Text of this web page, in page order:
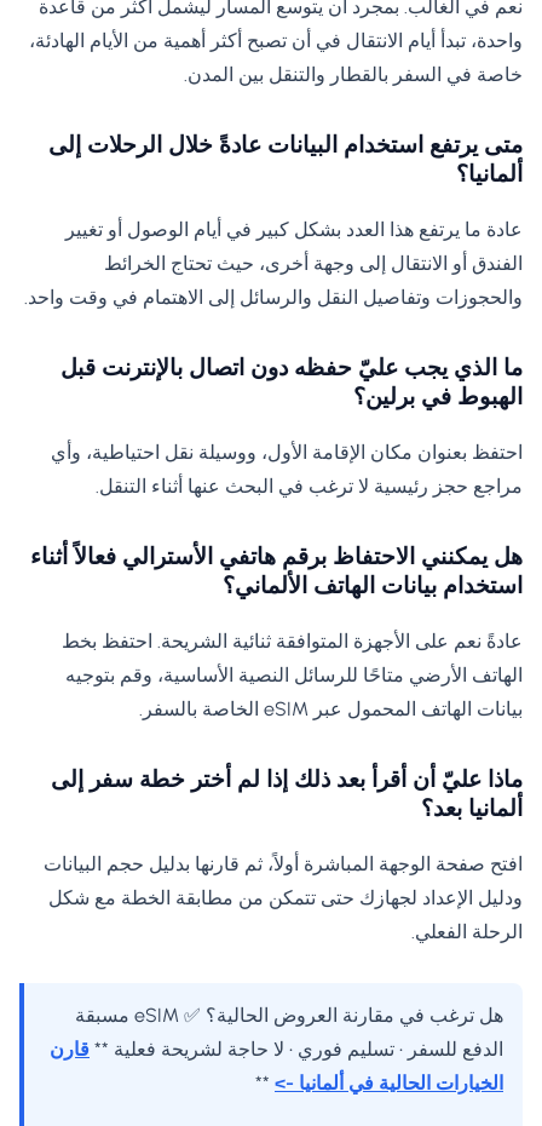
نعم في الغالب. بمجرد أن يتوسع المسار ليشمل أكثر من قاعدة
واحدة، تبدأ أيام الانتقال في أن تصبح أكثر أهمية من الأيام الهادئة،
خاصة في السفر بالقطار والتنقل بين المدن.
متى يرتفع استخدام البيانات عادةً خلال الرحلات إلى
ألمانيا؟
عادة ما يرتفع هذا العدد بشكل كبير في أيام الوصول أو تغيير
الفندق أو الانتقال إلى وجهة أخرى، حيث تحتاج الخرائط
والحجوزات وتفاصيل النقل والرسائل إلى الاهتمام في وقت واحد.
ما الذي يجب عليّ حفظه دون اتصال بالإنترنت قبل
الهبوط في برلين؟
احتفظ بعنوان مكان الإقامة الأول، ووسيلة نقل احتياطية، وأي
مراجع حجز رئيسية لا ترغب في البحث عنها أثناء التنقل.
هل يمكنني الاحتفاظ برقم هاتفي الأسترالي فعالاً أثناء
استخدام بيانات الهاتف الألماني؟
عادةً نعم على الأجهزة المتوافقة ثنائية الشريحة. احتفظ بخط
الهاتف الأرضي متاحًا للرسائل النصية الأساسية، وقم بتوجيه
بيانات الهاتف المحمول عبر eSIM الخاصة بالسفر.
ماذا عليّ أن أقرأ بعد ذلك إذا لم أختر خطة سفر إلى
ألمانيا بعد؟
افتح صفحة الوجهة المباشرة أولاً، ثم قارنها بدليل حجم البيانات
ودليل الإعداد لجهازك حتى تتمكن من مطابقة الخطة مع شكل
الرحلة الفعلي.
هل ترغب في مقارنة العروض الحالية؟ ✅ eSIM مسبقة
الدفع للسفر • تسليم فوري • لا حاجة لشريحة فعلية ** قارن
الخيارات الحالية في ألمانيا -> **